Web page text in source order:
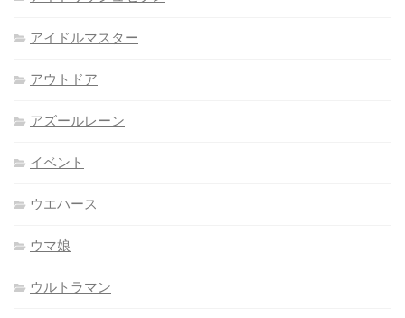
アイドルマスター
アウトドア
アズールレーン
イベント
ウエハース
ウマ娘
ウルトラマン